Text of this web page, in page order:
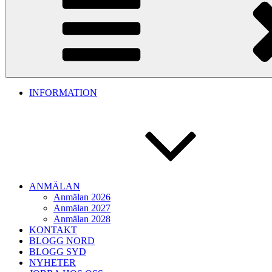
INFORMATION
ANMÄLAN
Anmälan 2026
Anmälan 2027
Anmälan 2028
KONTAKT
BLOGG NORD
BLOGG SYD
NYHETER